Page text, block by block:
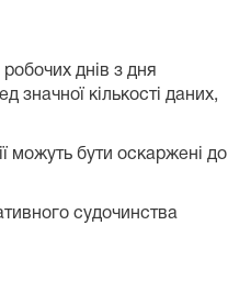
днів з дня
значної кількості даних,
можуть бути оскаржені до
судочинства